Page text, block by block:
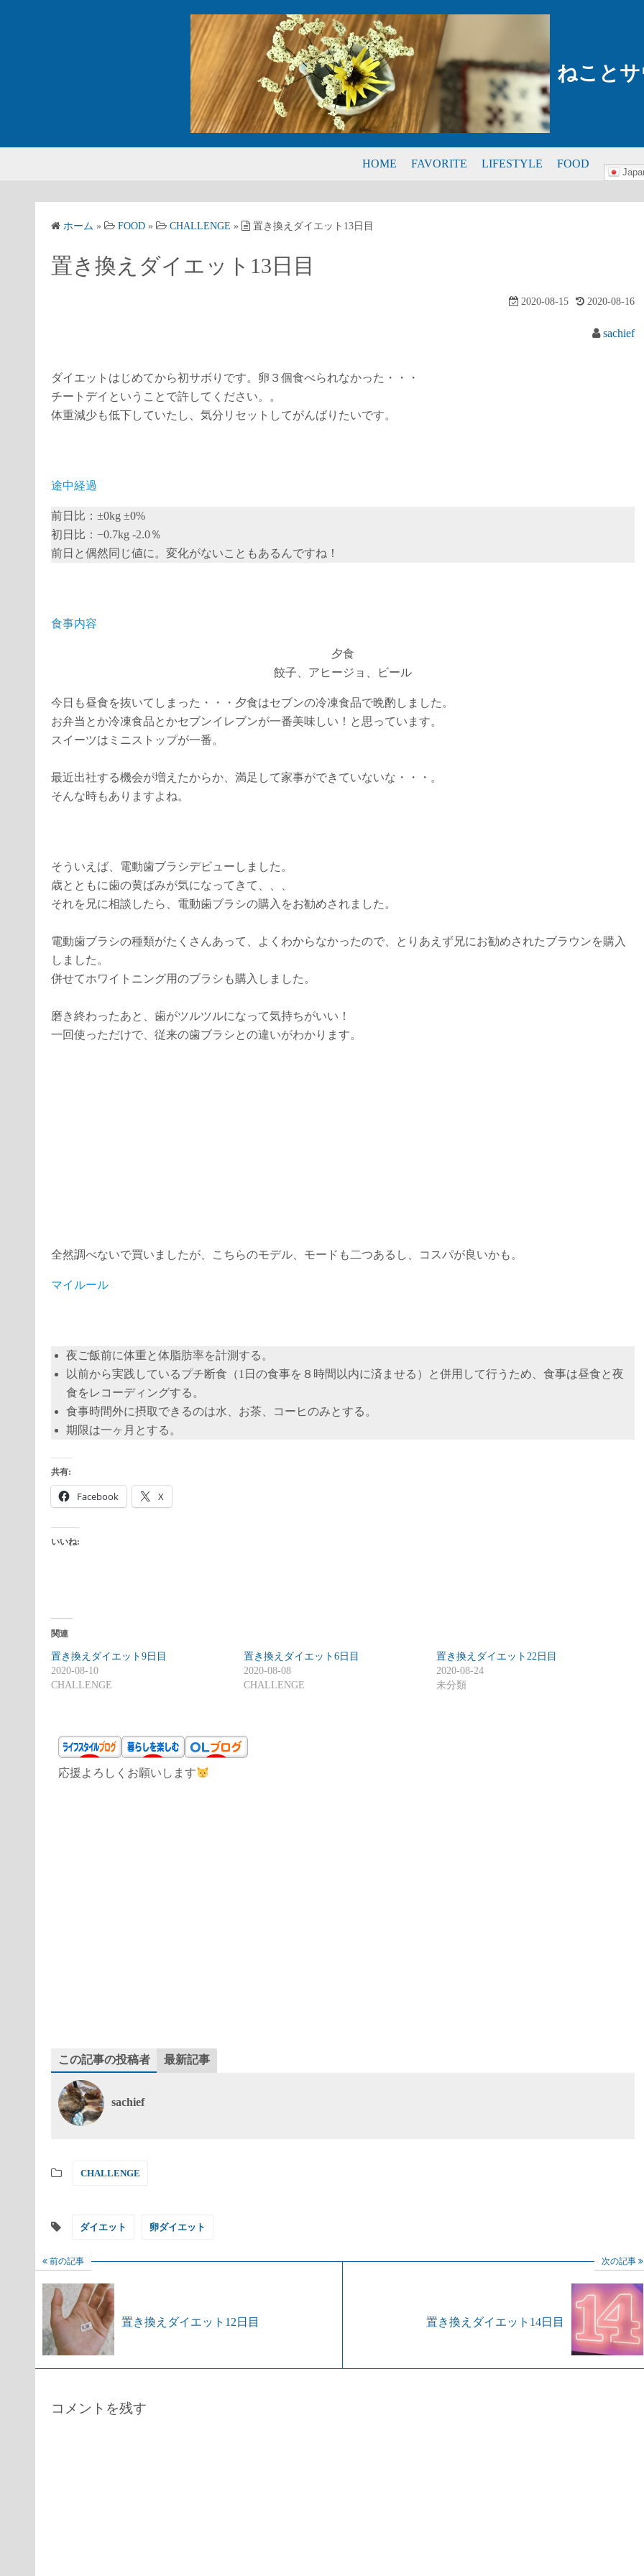
ねこと
HOME FAVORITE LIFESTYLE FOOD
ホーム » FOOD » CHALLENGE » 置き換えダイエット13日目
置き換えダイエット13日目
2020-08-15 2020-08-16
sachief
ダイエットはじめてから初サボりです。卵３個食べられなかった・・・
チートデイということで許してください。。
体重減少も低下していたし、気分リセットしてがんばりたいです。
途中経過
前日比：±0kg ±0%
初日比：−0.7kg -2.0％
前日と偶然同じ値に。変化がないこともあるんですね！
食事内容
夕食
餃子、アヒージョ、ビール
今日も昼食を抜いてしまった・・・夕食はセブンの冷凍食品で晩酌しました。
お弁当とか冷凍食品とかセブンイレブンが一番美味しい！と思っています。
スイーツはミニストップが一番。
最近出社する機会が増えたからか、満足して家事ができていないな・・・。
そんな時もありますよね。
そういえば、電動歯ブラシデビューしました。
歳とともに歯の黄ばみが気になってきて、、、
それを兄に相談したら、電動歯ブラシの購入をお勧めされました。
電動歯ブラシの種類がたくさんあって、よくわからなかったので、とりあえず兄にお勧めされたブラウンを購入
しました。
併せてホワイトニング用のブラシも購入しました。
磨き終わったあと、歯がツルツルになって気持ちがいい！
一回使っただけで、従来の歯ブラシとの違いがわかります。
全然調べないで買いましたが、こちらのモデル、モードも二つあるし、コスパが良いかも。
マイルール
夜ご飯前に体重と体脂肪率を計測する。
以前から実践しているプチ断食（1日の食事を８時間以内に済ませる）と併用して行うため、食事は昼食と夜
食をレコーディングする。
食事時間外に摂取できるのは水、お茶、コーヒのみとする。
期限は一ヶ月とする。
共有:
Facebook X
いいね:
関連
置き換えダイエット9日目
2020-08-10
CHALLENGE
置き換えダイエット6日目
2020-08-08
CHALLENGE
置き換えダイエット22日目
2020-08-24
未分類
応援よろしくお願いします
この記事の投稿者 最新記事
sachief
CHALLENGE
ダイエット 卵ダイエット
前の記事
置き換えダイエット12日目
次の記事
置き換えダイエット14日目
コメントを残す